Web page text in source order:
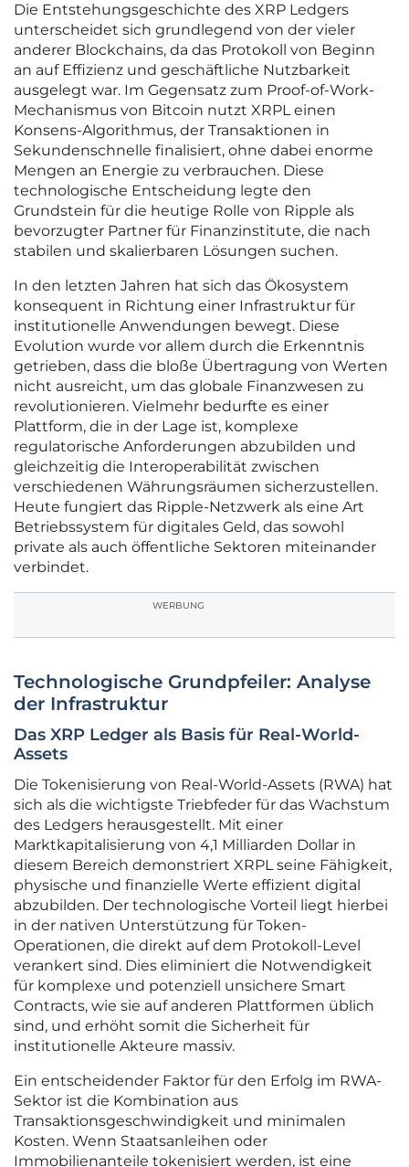
Die Entstehungsgeschichte des XRP Ledgers
unterscheidet sich grundlegend von der vieler
anderer Blockchains, da das Protokoll von Beginn
an auf Effizienz und geschäftliche Nutzbarkeit
ausgelegt war. Im Gegensatz zum Proof-of-Work-
Mechanismus von Bitcoin nutzt XRPL einen
Konsens-Algorithmus, der Transaktionen in
Sekundenschnelle finalisiert, ohne dabei enorme
Mengen an Energie zu verbrauchen. Diese
technologische Entscheidung legte den
Grundstein für die heutige Rolle von Ripple als
bevorzugter Partner für Finanzinstitute, die nach
stabilen und skalierbaren Lösungen suchen.
In den letzten Jahren hat sich das Ökosystem
konsequent in Richtung einer Infrastruktur für
institutionelle Anwendungen bewegt. Diese
Evolution wurde vor allem durch die Erkenntnis
getrieben, dass die bloße Übertragung von Werten
nicht ausreicht, um das globale Finanzwesen zu
revolutionieren. Vielmehr bedurfte es einer
Plattform, die in der Lage ist, komplexe
regulatorische Anforderungen abzubilden und
gleichzeitig die Interoperabilität zwischen
verschiedenen Währungsräumen sicherzustellen.
Heute fungiert das Ripple-Netzwerk als eine Art
Betriebssystem für digitales Geld, das sowohl
private als auch öffentliche Sektoren miteinander
verbindet.
WERBUNG
Technologische Grundpfeiler: Analyse
der Infrastruktur
Das XRP Ledger als Basis für Real-World-
Assets
Die Tokenisierung von Real-World-Assets (RWA) hat
sich als die wichtigste Triebfeder für das Wachstum
des Ledgers herausgestellt. Mit einer
Marktkapitalisierung von 4,1 Milliarden Dollar in
diesem Bereich demonstriert XRPL seine Fähigkeit,
physische und finanzielle Werte effizient digital
abzubilden. Der technologische Vorteil liegt hierbei
in der nativen Unterstützung für Token-
Operationen, die direkt auf dem Protokoll-Level
verankert sind. Dies eliminiert die Notwendigkeit
für komplexe und potenziell unsichere Smart
Contracts, wie sie auf anderen Plattformen üblich
sind, und erhöht somit die Sicherheit für
institutionelle Akteure massiv.
Ein entscheidender Faktor für den Erfolg im RWA-
Sektor ist die Kombination aus
Transaktionsgeschwindigkeit und minimalen
Kosten. Wenn Staatsanleihen oder
Immobilienanteile tokenisiert werden, ist eine